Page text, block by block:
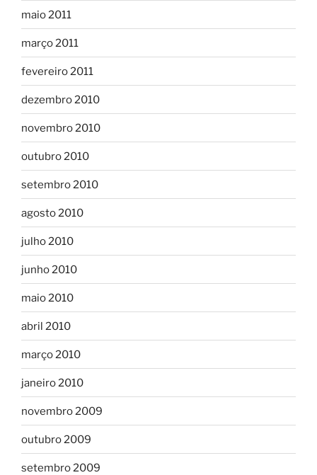
maio 2011
março 2011
fevereiro 2011
dezembro 2010
novembro 2010
outubro 2010
setembro 2010
agosto 2010
julho 2010
junho 2010
maio 2010
abril 2010
março 2010
janeiro 2010
novembro 2009
outubro 2009
setembro 2009